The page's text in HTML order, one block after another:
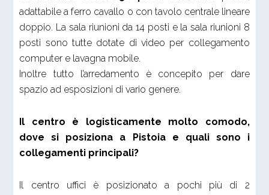
adattabile a ferro cavallo o con tavolo centrale lineare
doppio. La sala riunioni da 14 posti e la sala riunioni 8
posti sono tutte dotate di video per collegamento
computer e lavagna mobile.
Inoltre tutto l’arredamento è concepito per dare
spazio ad esposizioni di vario genere.
Il centro è logisticamente molto comodo,
dove si posiziona a Pistoia e quali sono i
collegamenti principali?
Il centro uffici è posizionato a pochi più di 2